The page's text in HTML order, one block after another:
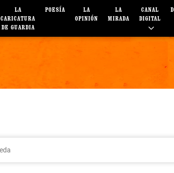
LA
CARICATURA
DE GUARDIA
POESÍA
LA
OPINIÓN
LA
MIRADA
CANAL
DIGITAL